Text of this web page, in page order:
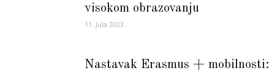
visokom obrazovanju
11. Jula 2023.
Nastavak Erasmus + mobilnosti: